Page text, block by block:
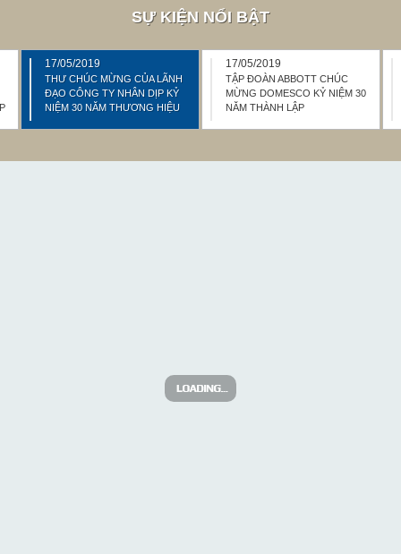
SỰ KIỆN NỔI BẬT
17/05/2019
THƯ CHÚC MỪNG CỦA LÃNH
ĐẠO CÔNG TY NHÂN DỊP KỶ
NIỆM 30 NĂM THƯƠNG HIỆU
17/05/2019
TẬP ĐOÀN ABBOTT CHÚC
MỪNG DOMESCO KỶ NIỆM 30
NĂM THÀNH LẬP